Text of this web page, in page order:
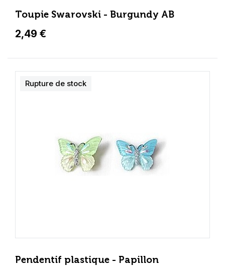
Toupie Swarovski - Burgundy AB
2,49 €
Pendentif plastique - Papillon
Rupture de stock